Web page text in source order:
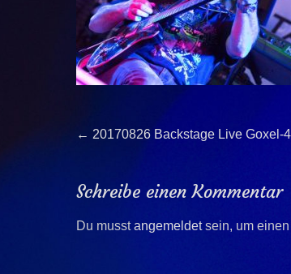
← Previous
20170826 Backstage Live Goxel-
Schreibe einen Kommentar
Du musstangemeldetsein, um einen